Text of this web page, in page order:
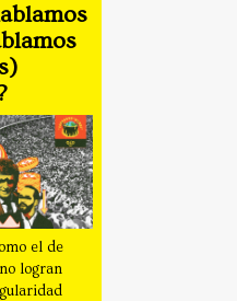
el de
logran